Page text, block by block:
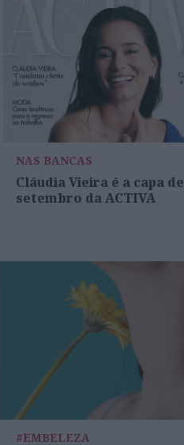
NAS BANCAS
Cláudia Vieira é a capa de
setembro da ACTIVA
#EMBELEZA